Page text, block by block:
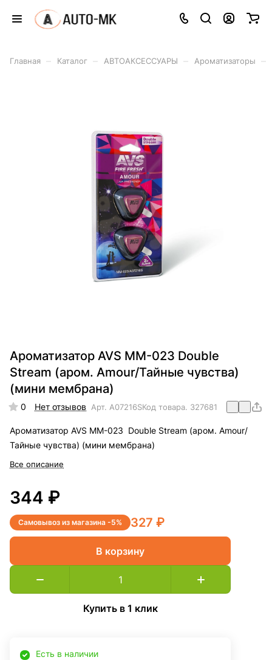
Главная Каталог АВТОАКСЕССУАРЫ Ароматизаторы
Ароматизатор AVS MM-023 Double
Stream (аром. Amour/Тайные чувства)
(мини мембрана)
0 Нет отзывов Арт. A07216SКод товара. 327681
Ароматизатор AVS MM-023 Double Stream (аром. Amour/
Тайные чувства) (мини мембрана)
Все описание
344 ₽
Самовывоз из магазина -5% 327 ₽
В корзину
Купить в 1 клик
Есть в наличии